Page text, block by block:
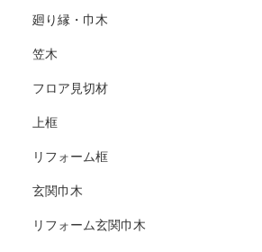
廻り縁・巾木
笠木
フロア見切材
上框
リフォーム框
玄関巾木
リフォーム玄関巾木